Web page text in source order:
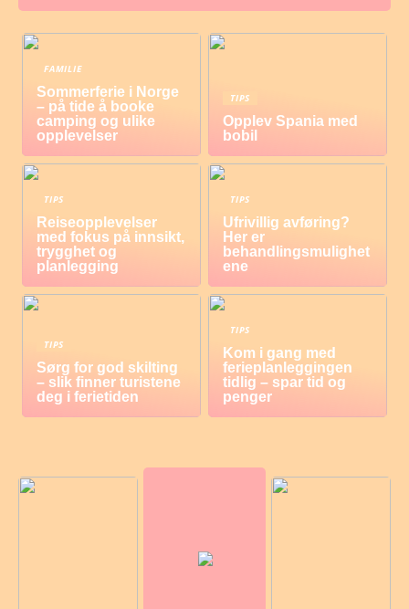
FAMILIE
Sommerferie i Norge
– på tide å booke
camping og ulike
opplevelser
TIPS
Opplev Spania med
bobil
TIPS
Reiseopplevelser
med fokus på innsikt,
trygghet og
planlegging
TIPS
Ufrivillig avføring?
Her er
behandlingsmulighet
ene
TIPS
Sørg for god skilting
– slik finner turistene
deg i ferietiden
TIPS
Kom i gang med
ferieplanleggingen
tidlig – spar tid og
penger